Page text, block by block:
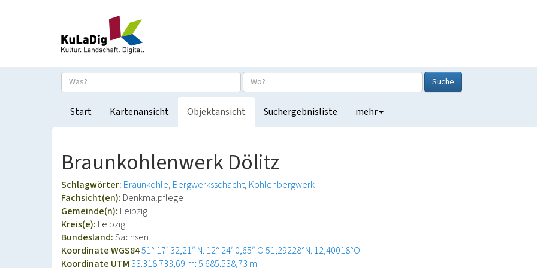
Suche
Start Kartenansicht Objektansicht Suchergebnisliste mehr
Braunkohlenwerk Dölitz
Schlagwörter: Braunkohle Bergwerksschacht Kohlenbergwerk
Fachsicht(en): Denkmalpflege
Gemeinde(n): Leipzig
Kreis(e): Leipzig
Bundesland:Sachsen
Koordinate WGS8451° 17′ 32,21″ N: 12° 24′ 0,65″ O51,29228°N: 12,40018°O
Koordinate UTM 33.318.733,69 m: 5.685.538,73 m